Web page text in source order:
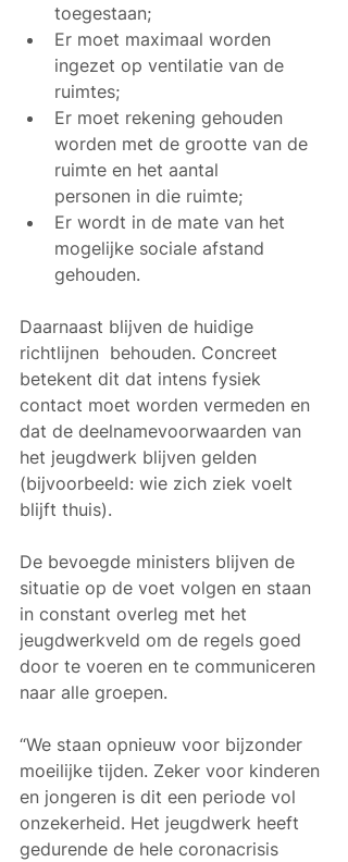
toegestaan;
Er moet maximaal worden
ingezet op ventilatie van de
ruimtes;
Er moet rekening gehouden
worden met de grootte van de
ruimte en het aantal
personen in die ruimte;
Er wordt in de mate van het
mogelijke sociale afstand
gehouden.
Daarnaast blijven de huidige
richtlijnen  behouden. Concreet
betekent dit dat intens fysiek
contact moet worden vermeden en
dat de deelnamevoorwaarden van
het jeugdwerk blijven gelden
(bijvoorbeeld: wie zich ziek voelt
blijft thuis).
De bevoegde ministers blijven de
situatie op de voet volgen en staan
in constant overleg met het
jeugdwerkveld om de regels goed
door te voeren en te communiceren
naar alle groepen.
“We staan opnieuw voor bijzonder
moeilijke tijden. Zeker voor kinderen
en jongeren is dit een periode vol
onzekerheid. Het jeugdwerk heeft
gedurende de hele coronacrisis